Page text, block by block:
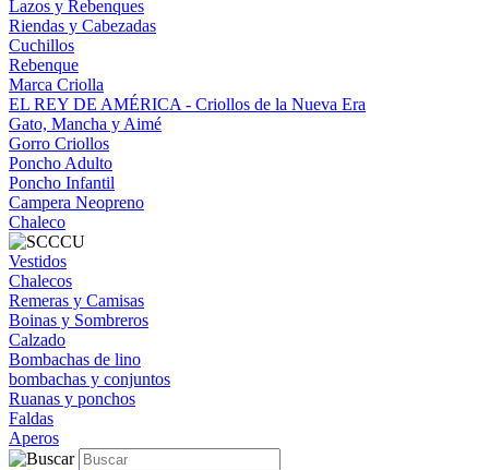
Lazos y Rebenques
Riendas y Cabezadas
Cuchillos
Rebenque
Marca Criolla
EL REY DE AMÉRICA - Criollos de la Nueva Era
Gato, Mancha y Aimé
Gorro Criollos
Poncho Adulto
Poncho Infantil
Campera Neopreno
Chaleco
Vestidos
Chalecos
Remeras y Camisas
Boinas y Sombreros
Calzado
Bombachas de lino
bombachas y conjuntos
Ruanas y ponchos
Faldas
Aperos